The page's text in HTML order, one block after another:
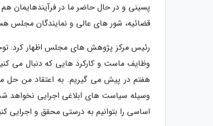
پسینی و در حال حاضر ما در فرآیندهایمان
قضائیه، شور های عالی و نمایندگان مجلس
رئیس مرکز پژوهش های مجلس اظهار کرد:
وظایف ماست و کارکرد هایی که دنبال می
هفتم در پیش می گیریم. به اعتقاد من حل
وسیله سیاست های ابلاغی اجرایی نخواهد
اساسی را بتوانیم به درستی محقق و اجرایی